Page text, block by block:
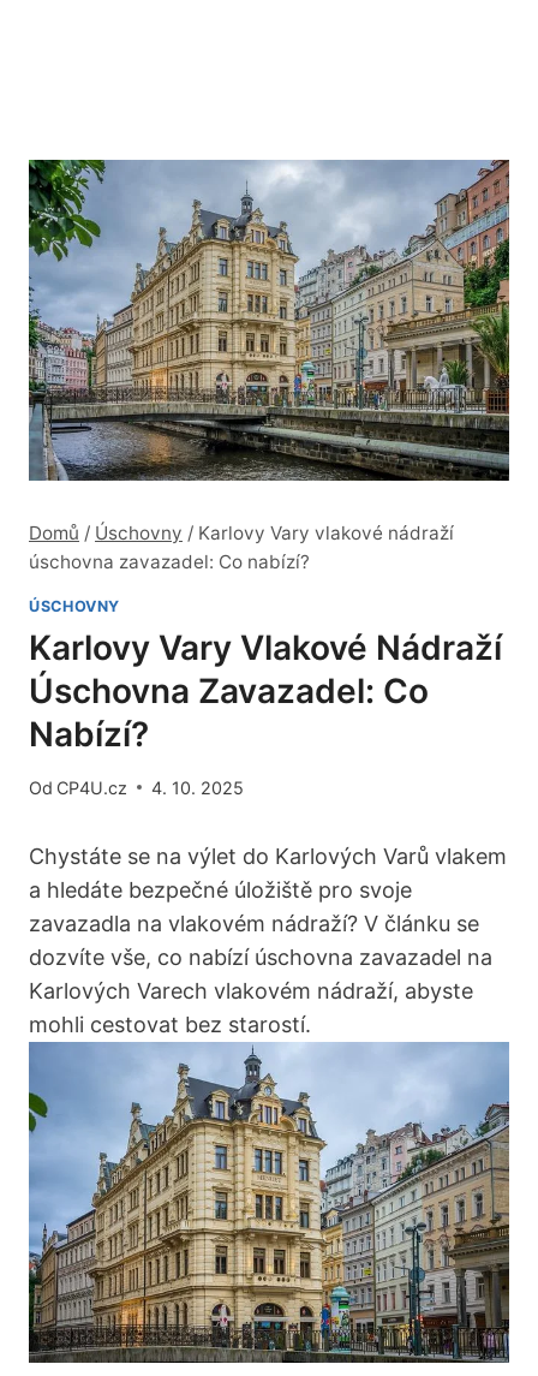
Domů / Úschovny / Karlovy Vary vlakové nádraží
úschovna zavazadel: Co nabízí?
ÚSCHOVNY
Karlovy Vary Vlakové Nádraží
Úschovna Zavazadel: Co
Nabízí?
Od CP4U.cz 4. 10. 2025
Chystáte se na výlet do Karlových Varů vlakem
a hledáte bezpečné úložiště pro svoje
zavazadla na vlakovém nádraží? V článku se
dozvíte vše, co nabízí úschovna zavazadel na
Karlových Varech vlakovém nádraží, abyste
mohli cestovat bez starostí.